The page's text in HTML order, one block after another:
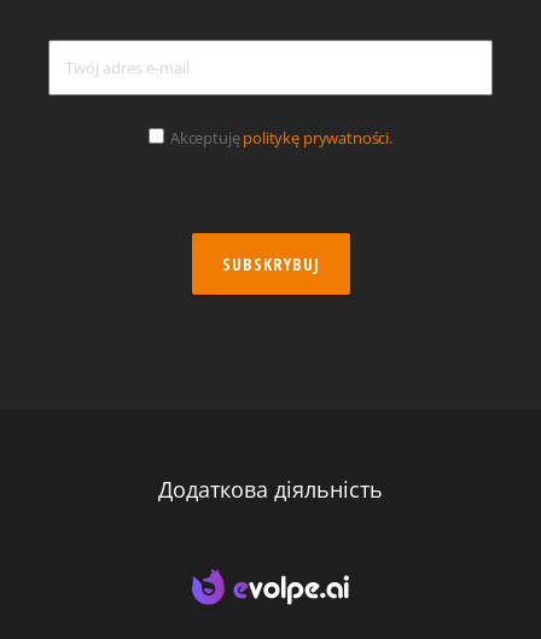
Akceptujępolitykę prywatności.
SUBSKRYBUJ
Додаткова діяльність